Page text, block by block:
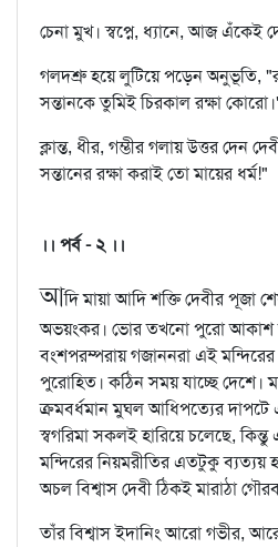
চেনা মুখ। স্বপ্নে, ধ্যানে, আজ এঁকেই
গলদশ্রু হয়ে লুটিয়ে পড়েন অনুভূতি,
সন্তানকে তুমিই চিরকাল রক্ষা
ক্লান্ত, ধীর, গম্ভীর গলায় উত্তর দেন
সন্তানের রক্ষা করাই তো মায়ের ধর্ম!"
।। পর্ব - ২ ।।
আদি মায়া আদি শক্তি দেবীর পূজা
অভয়ংকর। ভোর তখনো পুরো
বংশপরম্পরায় গজাননরা এই মন্দিরের
পুরোহিত। কঠিন সময় যাচ্ছে দেশে।
ক্রমবর্ধমান মুঘল আধিপত্যের
স্বগরিমা সকলই হারিয়ে চলেছে,
মন্দিরের নিয়মরীতির এতটুকু ব্যত্যয়
অচল বিশ্বাস দেবী ঠিকই মারাঠা
তাঁর বিশ্বাস ইদানিং আরো গভীর,